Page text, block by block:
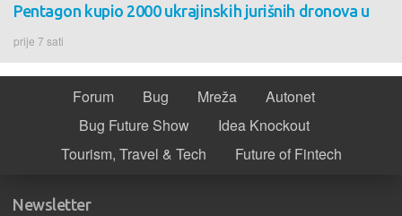
Pentagon kupio 2000 ukrajinskih jurišnih dronova u
prije 7 sati
Forum Bug Mreža
Autonet
Bug Future Show
Idea Knockout
Tourism, Travel & Tech
Future of Fintech
Newsletter